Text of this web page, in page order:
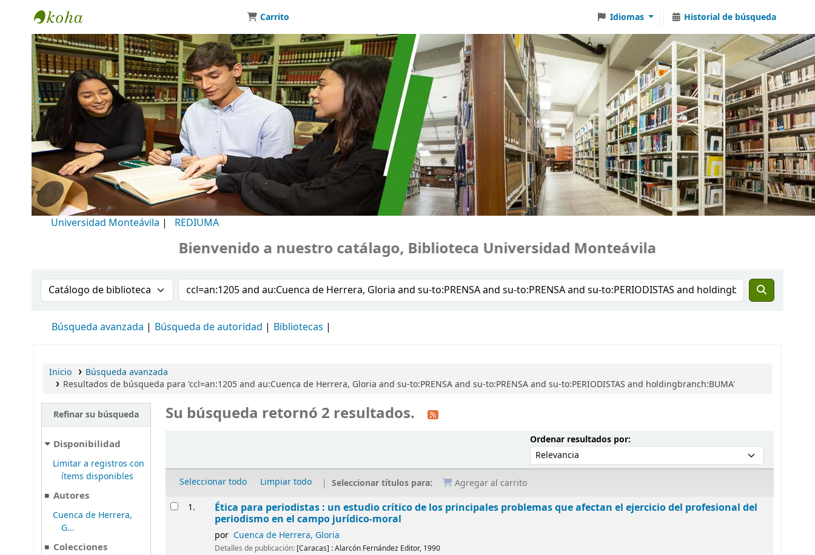
Biblioteca Universidad Monteávila
Carrito Idiomas Historial de búsqueda
Universidad Monteávila | REDIUMA
Bienvenido a nuestro catálago, Biblioteca Universidad Monteávila
Buscar en el catálogo por:Buscar en el catálogo
Búsqueda avanzada Búsqueda de autoridad Bibliotecas
Inicio
Búsqueda avanzada
Resultados de búsqueda para 'ccl=an:1205 and au:Cuenca de Herrera, Gloria and su-to:PRENSA and su-to:PRENSA and su-to:PERIODISTAS and holdingbranch:BUMA'
Refinar su búsqueda
Disponibilidad
Limitar a registros con
ítems disponibles
Autores
Cuenca de Herrera,
G...
Colecciones
Su búsqueda retornó 2 resultados.
Ordenar resultados por:Ordenar por:
Seleccionar todo Limpiar todo Seleccionar títulos para: Agregar al carrito
Resultados
1.
Ética para periodistas : un estudio crítico de los principales problemas que afectan el ejercicio del profesional del
periodismo en el campo jurídico-moral
por Cuenca de Herrera, Gloria
Detalles de publicación: [Caracas] :Alarcón Fernández Editor, 1990